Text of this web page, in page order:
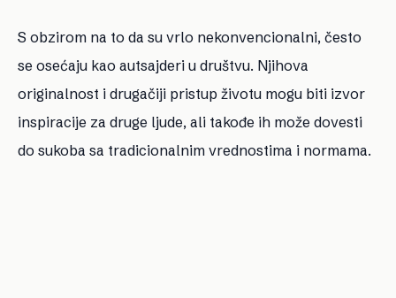
S obzirom na to da su vrlo nekonvencionalni, često
se osećaju kao autsajderi u društvu. Njihova
originalnost i drugačiji pristup životu mogu biti izvor
inspiracije za druge ljude, ali takođe ih može dovesti
do sukoba sa tradicionalnim vrednostima i normama.